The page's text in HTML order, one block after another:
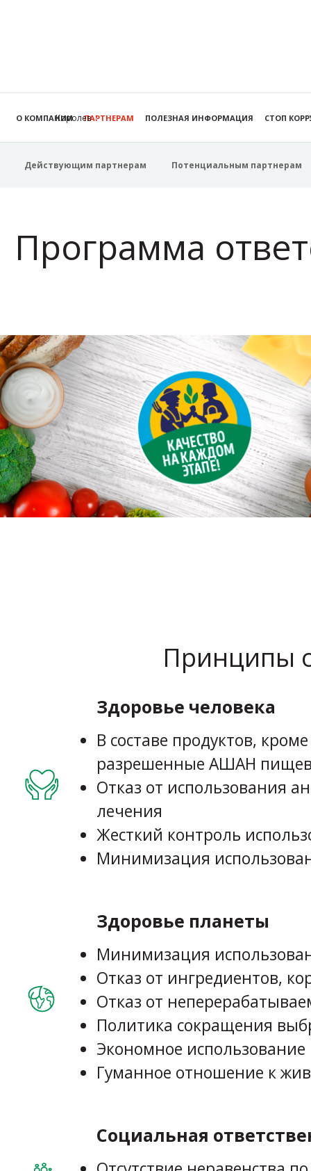
Королев
О КОМПАНИИ ПАРТНЕРАМ ПОЛЕЗНАЯ ИНФОРМАЦИЯ СТОП
Действующим партнерам Потенциальным партнерам
Программа
Принципы
Здоровье человека
В составе продуктов,
разрешенные АШАН
Отказ от использования
лечения
Жесткий контроль
Минимизация
Здоровье планеты
Минимизация
Отказ от ингредиентов,
Отказ от
Политика сокращения
Экономное
Гуманное отношение к
Социальная